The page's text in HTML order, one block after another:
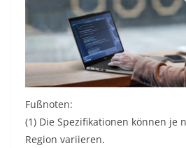
Fußnoten:
(1) Die Spezifikationen können je
Region variieren.